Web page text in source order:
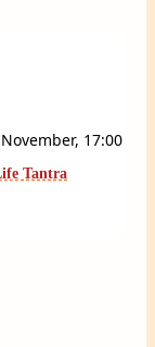
17:00
Tantra